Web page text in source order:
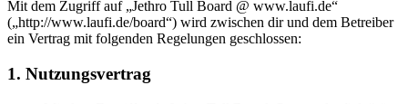
Mit dem Zugriff auf „Jethro Tull Board @ www.laufi.de“
(„http://www.laufi.de/board“) wird zwischen dir und dem Betreiber
ein Vertrag mit folgenden Regelungen geschlossen:
1. Nutzungsvertrag